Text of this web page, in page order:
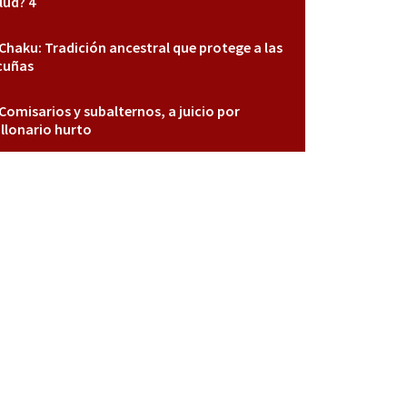
Chaku: Tradición ancestral que protege a las
Comisarios y subalternos, a juicio por
hurto